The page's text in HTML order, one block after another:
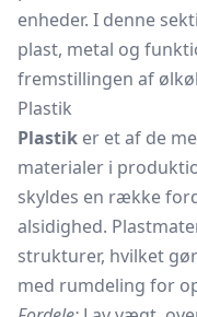
enheder. I denne
plast, metal og
fremstillingen af
Plastik
Plastik er et af de
materialer i
skyldes en række
alsidighed.
strukturer, hvilket
med rumdeling for